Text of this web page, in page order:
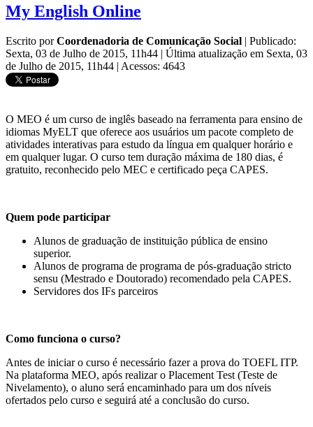
My English Online
Escrito porCoordenadoria de Comunicação Social | Publicado:
Sexta, 03 de Julho de 2015, 11h44 | Última atualização em Sexta, 03
de Julho de 2015, 11h44 | Acessos: 4643
O MEO é um curso de inglês baseado na ferramenta para ensino de
idiomas MyELT que oferece aos usuários um pacote completo de
atividades interativas para estudo da língua em qualquer horário e
em qualquer lugar. O curso tem duração máxima de 180 dias, é
gratuito, reconhecido pelo MEC e certificado peça CAPES.
Quem pode participar
Alunos de graduação de instituição pública de ensino
superior.
Alunos de programa de programa de pós-graduação stricto
sensu (Mestrado e Doutorado) recomendado pela CAPES.
Servidores dos IFs parceiros
Como funciona o curso?
Antes de iniciar o curso é necessário fazer a prova do TOEFL ITP.
Na plataforma MEO, após realizar o Placement Test (Teste de
Nivelamento), o aluno será encaminhado para um dos níveis
ofertados pelo curso e seguirá até a conclusão do curso.